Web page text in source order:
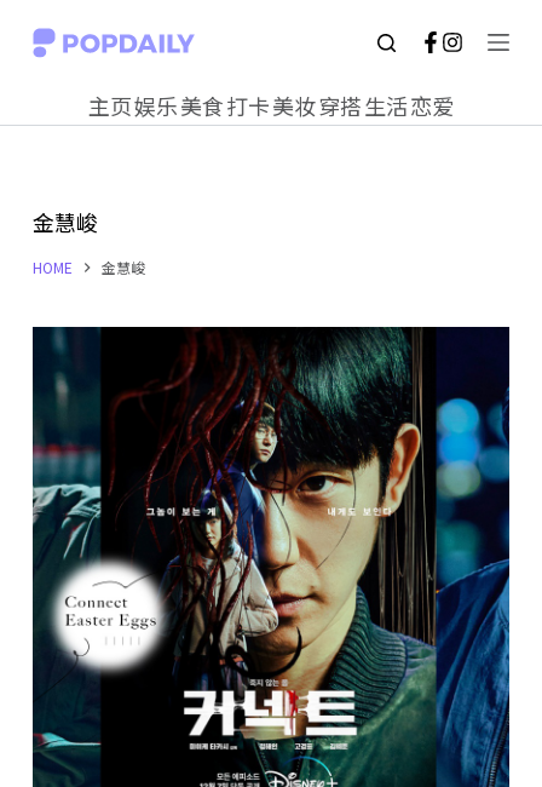
S
o
c
n
t
主页娱乐美食打卡美妆穿搭生活恋爱
金慧峻
HOME 金慧峻